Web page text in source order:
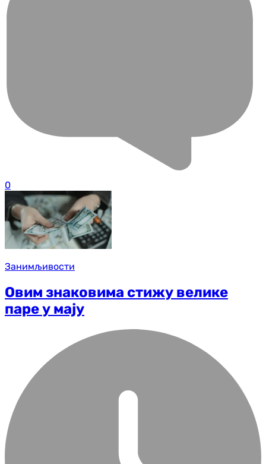
0
Занимљивости
Овим знаковима стижу велике
паре у мају